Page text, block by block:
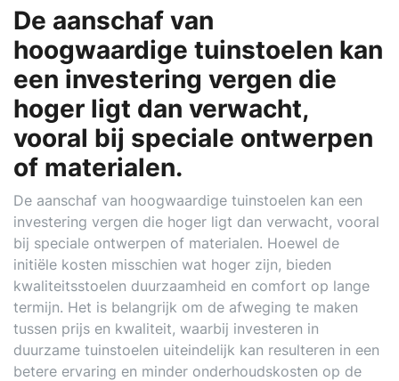
De aanschaf van
hoogwaardige tuinstoelen kan
een investering vergen die
hoger ligt dan verwacht,
vooral bij speciale ontwerpen
of materialen.
De aanschaf van hoogwaardige tuinstoelen kan een
investering vergen die hoger ligt dan verwacht, vooral
bij speciale ontwerpen of materialen. Hoewel de
initiële kosten misschien wat hoger zijn, bieden
kwaliteitsstoelen duurzaamheid en comfort op lange
termijn. Het is belangrijk om de afweging te maken
tussen prijs en kwaliteit, waarbij investeren in
duurzame tuinstoelen uiteindelijk kan resulteren in een
betere ervaring en minder onderhoudskosten op de